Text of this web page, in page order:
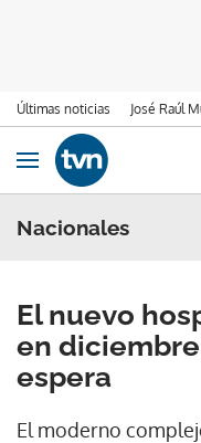
Últimas noticias José Raúl
Ir al contenido
Obrir navegació
Nacionales
El nuevo
en
espera
El moderno